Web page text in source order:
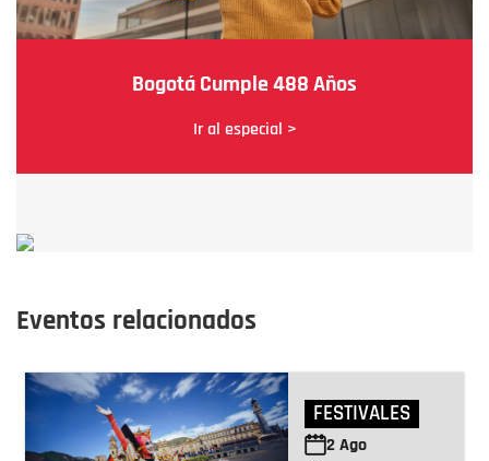
Bogotá Cumple 488 Años
Ir al especial >
Eventos relacionados
FESTIVALES
2Ago